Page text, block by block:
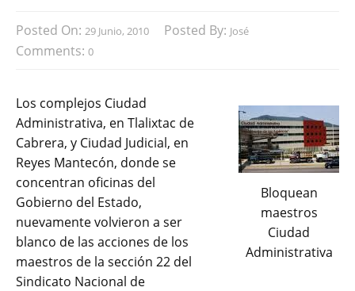
Posted On: 29 Junio, 2010 Posted By: José
Comments: 0
Bloquean
maestros
Ciudad
Administrativa
Los complejos Ciudad
Administrativa, en Tlalixtac de
Cabrera, y Ciudad Judicial, en
Reyes Mantecón, donde se
concentran oficinas del
Gobierno del Estado,
nuevamente volvieron a ser
blanco de las acciones de los
maestros de la sección 22 del
Sindicato Nacional de